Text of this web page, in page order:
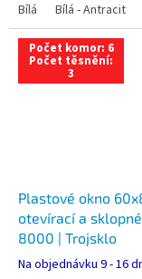
Bílá Bílá - Antracit
Počet komor: 6
Počet těsnění:
3
Plastové okno
otevírací a
8000 | Trojsklo
Na objednávku 9 - 16